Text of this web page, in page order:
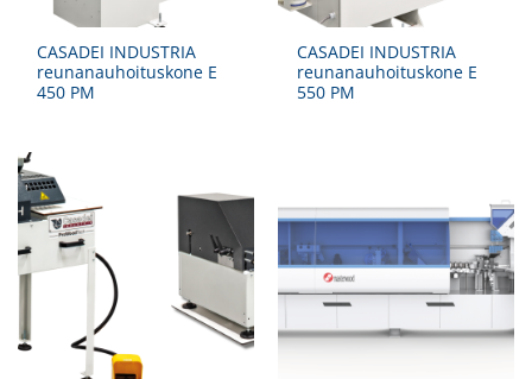
CASADEI INDUSTRIA
reunanauhoituskone E
450 PM
CASADEI INDUSTRIA
reunanauhoituskone E
550 PM